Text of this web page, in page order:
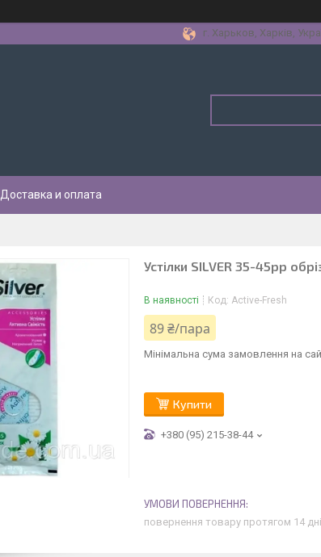
г. Харьков, Харків,
Доставка и оплата
Устілки SILVER 35-45рр
В наявності Код: Active-Fresh
89 ₴/пара
Мінімальна сума замовлення на
Купити
+380 (95) 215-38-44
повернення товару протягом 14